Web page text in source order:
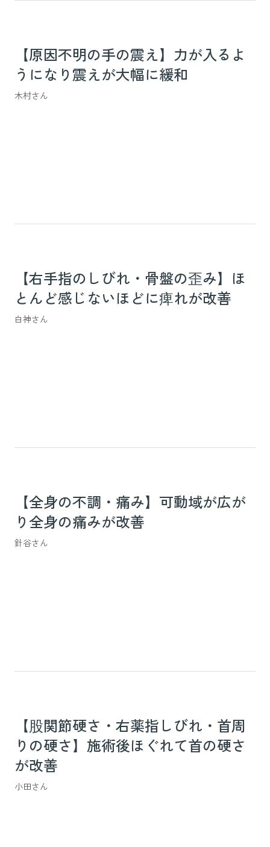
【原因不明の手の震え】力が入るよ
うになり震えが大幅に緩和
木村さん
【右手指のしびれ・骨盤の歪み】ほ
とんど感じないほどに痺れが改善
白神さん
【全身の不調・痛み】可動域が広が
り全身の痛みが改善
針谷さん
【股関節硬さ・右薬指しびれ・首周
りの硬さ】施術後ほぐれて首の硬さ
が改善
小田さん